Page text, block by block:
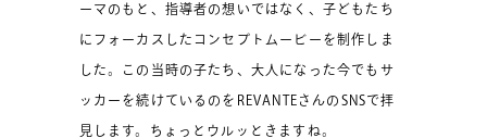
ーマのもと、指導者の想いではなく、子どもたち
にフォーカスしたコンセプトムービーを制作しま
した。この当時の子たち、大人になった今でもサ
ッカーを続けているのをREVANTEさんのSNSで拝
見します。ちょっとウルッときますね。